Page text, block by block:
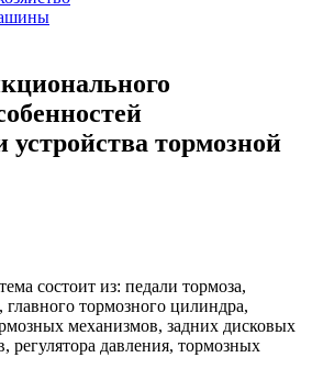
устройства тормозной
состоит из: педали тормоза,
главного тормозного цилиндра,
механизмов, задних дисковых
регулятора давления, тормозных